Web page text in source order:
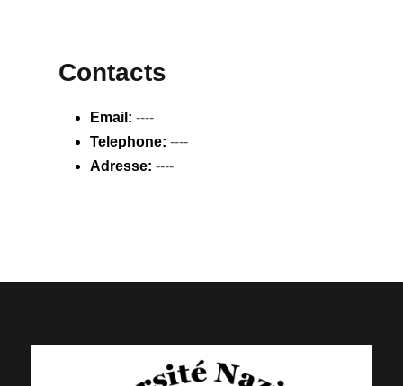
Contacts
Email: ----
Telephone: ----
Adresse: ----